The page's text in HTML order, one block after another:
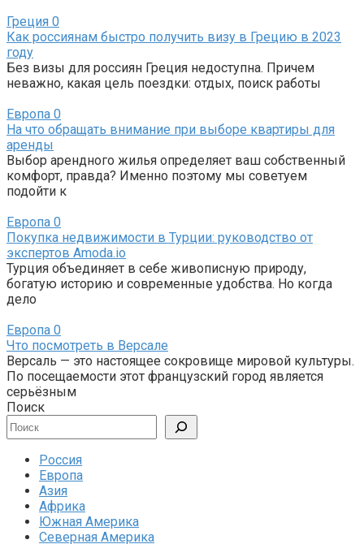
Греция 0
Как россиянам быстро получить визу в Грецию в 2023
году
Без визы для россиян Греция недоступна. Причем
неважно, какая цель поездки: отдых, поиск работы
Европа 0
На что обращать внимание при выборе квартиры для
аренды
Выбор арендного жилья определяет ваш собственный
комфорт, правда? Именно поэтому мы советуем
подойти к
Европа 0
Покупка недвижимости в Турции: руководство от
экспертов Amoda.io
Турция объединяет в себе живописную природу,
богатую историю и современные удобства. Но когда
дело
Европа 0
Что посмотреть в Версале
Версаль — это настоящее сокровище мировой культуры.
По посещаемости этот французский город является
серьёзным
Поиск
Россия
Европа
Азия
Африка
Южная Америка
Северная Америка